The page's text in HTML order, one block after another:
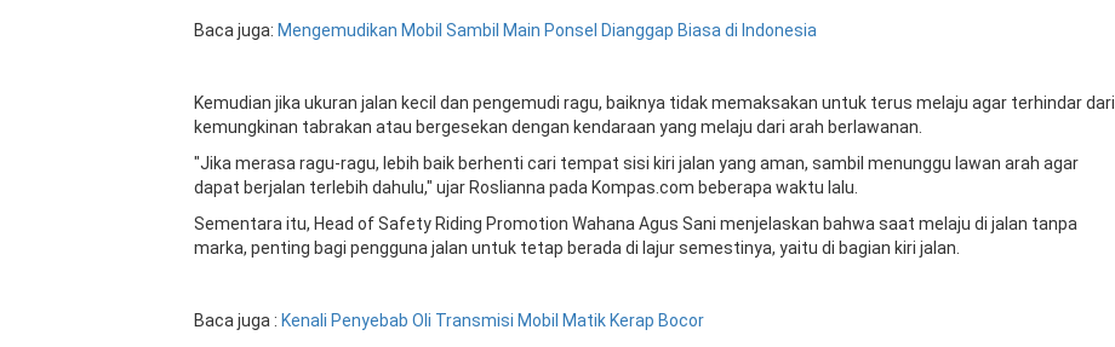
Baca juga: Mengemudikan Mobil Sambil Main Ponsel Dianggap Biasa di Indonesia
Kemudian jika ukuran jalan kecil dan pengemudi ragu, baiknya tidak memaksakan untuk terus melaju agar terhindar dari
kemungkinan tabrakan atau bergesekan dengan kendaraan yang melaju dari arah berlawanan.
"Jika merasa ragu-ragu, lebih baik berhenti cari tempat sisi kiri jalan yang aman, sambil menunggu lawan arah agar
dapat berjalan terlebih dahulu," ujar Roslianna pada Kompas.com beberapa waktu lalu.
Sementara itu, Head of Safety Riding Promotion Wahana Agus Sani menjelaskan bahwa saat melaju di jalan tanpa
marka, penting bagi pengguna jalan untuk tetap berada di lajur semestinya, yaitu di bagian kiri jalan.
Baca juga : Kenali Penyebab Oli Transmisi Mobil Matik Kerap Bocor